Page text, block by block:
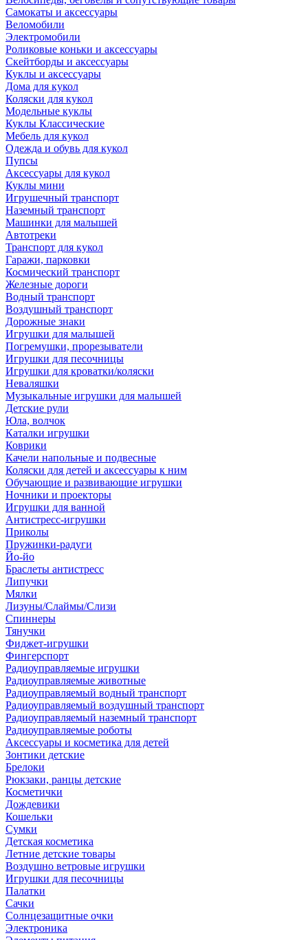
Самокаты и аксессуары
Веломобили
Электромобили
Роликовые коньки и аксессуары
Скейтборды и аксессуары
Куклы и аксессуары
Дома для кукол
Коляски для кукол
Модельные куклы
Куклы Классические
Мебель для кукол
Одежда и обувь для кукол
Пупсы
Аксессуары для кукол
Куклы мини
Игрушечный транспорт
Наземный транспорт
Машинки для малышей
Автотреки
Транспорт для кукол
Гаражи, парковки
Космический транспорт
Железные дороги
Водный транспорт
Воздушный транспорт
Дорожные знаки
Игрушки для малышей
Погремушки, прорезыватели
Игрушки для песочницы
Игрушки для кроватки/коляски
Неваляшки
Музыкальные игрушки для малышей
Детские рули
Юла, волчок
Каталки игрушки
Коврики
Качели напольные и подвесные
Коляски для детей и аксессуары к ним
Обучающие и развивающие игрушки
Ночники и проекторы
Игрушки для ванной
Антистресс-игрушки
Приколы
Пружинки-радуги
Йо-йо
Браслеты антистресс
Липучки
Мялки
Лизуны/Слаймы/Слизи
Спиннеры
Тянучки
Фиджет-игрушки
Фингерспорт
Радиоуправляемые игрушки
Радиоуправляемые животные
Радиоуправляемый водный транспорт
Радиоуправляемый воздушный транспорт
Радиоуправляемый наземный транспорт
Радиоуправляемые роботы
Аксессуары и косметика для детей
Зонтики детские
Брелоки
Рюкзаки, ранцы детские
Косметички
Дождевики
Кошельки
Сумки
Детская косметика
Летние детские товары
Воздушно ветровые игрушки
Игрушки для песочницы
Палатки
Сачки
Солнцезащитные очки
Электроника